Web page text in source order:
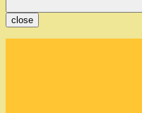
close